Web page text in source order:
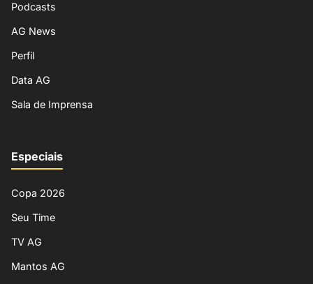
Podcasts
AG News
Perfil
Data AG
Sala de Imprensa
Especiais
Copa 2026
Seu Time
TV AG
Mantos AG